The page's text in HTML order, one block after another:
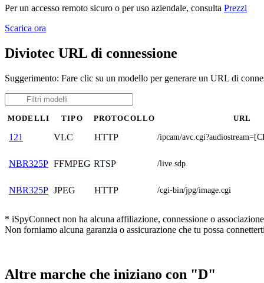
Per un accesso remoto sicuro o per uso aziendale, consulta Prezzi
Scarica ora
Diviotec URL di connessione
Suggerimento: Fare clic su un modello per generare un URL di
MODELLI TIPO PROTOCOLLO URL
121 VLC HTTP /ipcam/
NBR325P FFMPEG RTSP /live.sdp
NBR325P JPEG HTTP /cgi-bin/jpg/image.cgi
* iSpyConnect non ha alcuna affiliazione, connessione o
Non forniamo alcuna garanzia o assicurazione che tu possa
Altre marche che iniziano con "D"